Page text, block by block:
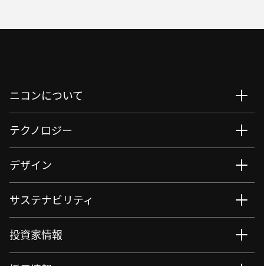
ニコンについて
テクノロジー
デザイン
サステナビリティ
投資家情報